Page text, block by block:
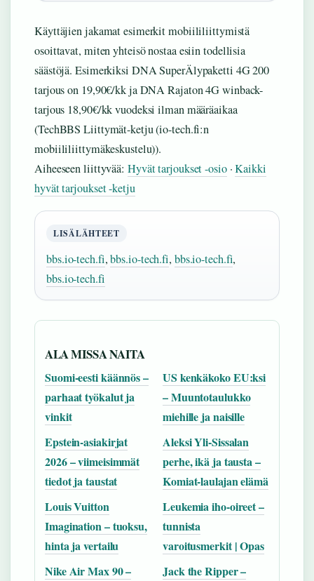
Käyttäjien jakamat esimerkit mobiililiittymistä
osoittavat, miten yhteisö nostaa esiin todellisia
säästöjä. Esimerkiksi DNA SuperÄlypaketti 4G 200
tarjous on 19,90€/kk ja DNA Rajaton 4G winback-
tarjous 18,90€/kk vuodeksi ilman määräaikaa
(TechBBS Liittymät-ketju (io-tech.fi:n
mobiililiittymäkeskustelu)).
Aiheeseen liittyvää: Hyvät tarjoukset -osio·Kaikki
hyvät tarjoukset -ketju
LISÄLÄHTEET
bbs.io-tech.fi,bbs.io-tech.fi, bbs.io-tech.fi,
bbs.io-tech.fi
ALA MISSA NAITA
Suomi-eesti käännös –
parhaat työkalut ja
vinkit
US kenkäkoko EU:ksi
– Muuntotaulukko
miehille ja naisille
Epstein-asiakirjat
2026 – viimeisimmät
tiedot ja taustat
Aleksi Yli-Sissalan
perhe, ikä ja tausta –
Komiat-laulajan elämä
Louis Vuitton
Imagination – tuoksu,
hinta ja vertailu
Leukemia iho-oireet –
tunnista
varoitusmerkit | Opas
Nike Air Max 90 –
Jack the Ripper –